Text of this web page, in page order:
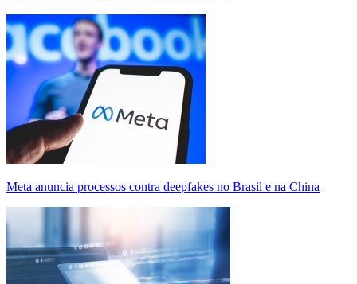
Meta anuncia processos contra deepfakes no Brasil e na China